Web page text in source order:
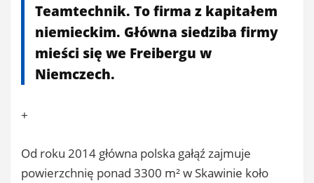
Teamtechnik. To firma z kapitałem
niemieckim. Główna siedziba firmy
mieści się we Freibergu w
Niemczech.
+
Od roku 2014 główna polska gałąź zajmuje
powierzchnię ponad 3300 m² w Skawinie koło